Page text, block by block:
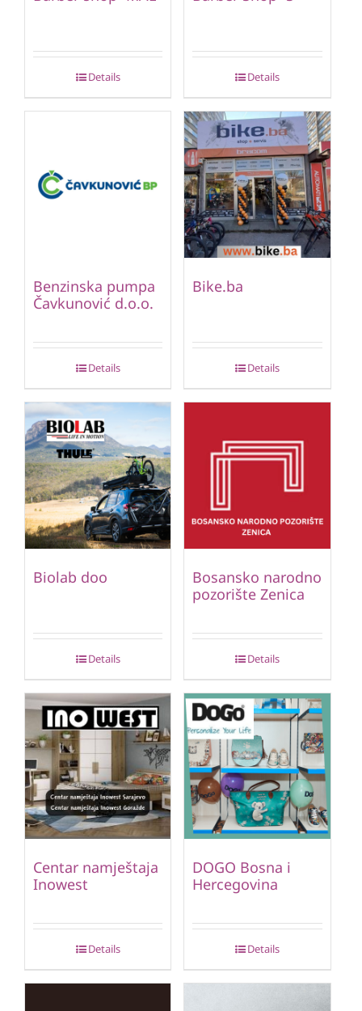
Details Details
Benzinska pumpa
Čavkunović d.o.o.
Details
Bike.ba
Details
Biolab doo
Details
Bosansko narodno
pozorište Zenica
Details
Centar namještaja
Inowest
Details
DOGO Bosna i
Hercegovina
Details